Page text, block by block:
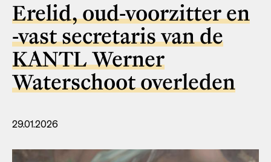
Erelid, oud-voorzitter en
-vast secretaris van de
KANTL Werner
Waterschoot overleden
29.01.2026